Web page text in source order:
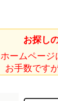
お探し
ホームページ
お手数です